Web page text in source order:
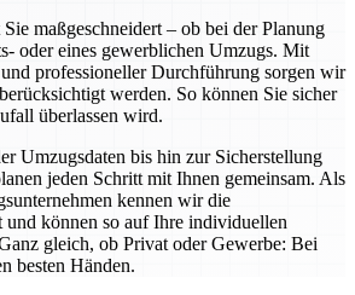
maßgeschneidert – ob bei der Planung
oder eines gewerblichen Umzugs. Mit
professioneller Durchführung sorgen wir
werden. So können Sie sicher
überlassen wird.
Umzugsdaten bis hin zur Sicherstellung
jeden Schritt mit Ihnen gemeinsam. Als
kennen wir die
und können so auf Ihre individuellen
gleich, ob Privat oder Gewerbe: Bei
besten Händen.